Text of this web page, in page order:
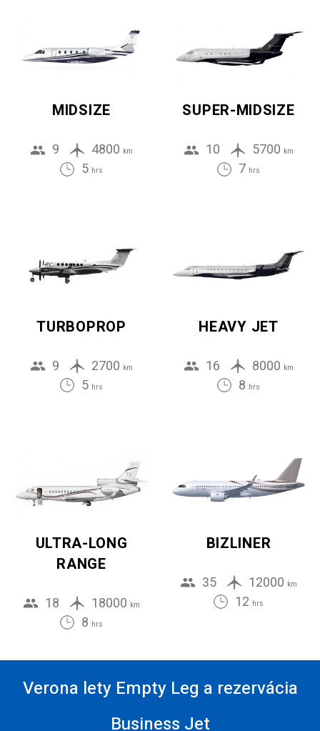
MIDSIZE
9 4800 km
5 hrs
SUPER-MIDSIZE
10 5700 km
7 hrs
TURBOPROP
9 2700 km
5 hrs
HEAVY JET
16 8000 km
8 hrs
ULTRA-LONG
RANGE
18 18000 km
8 hrs
BIZLINER
35 12000 km
12 hrs
Verona lety Empty Leg a rezervácia
Business Jet